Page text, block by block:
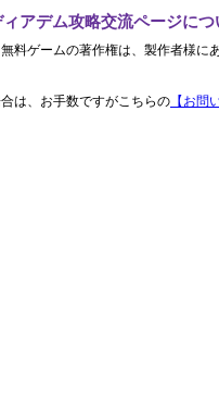
アデム攻略交流ページにつ
料ゲームの著作権は、製作者様にあ
は、お手数ですがこちらの 【お問